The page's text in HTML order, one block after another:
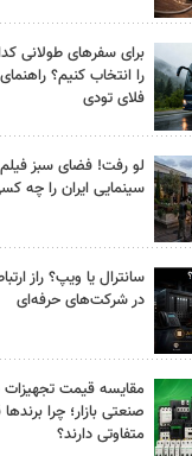
برای سفرهای طولانی
را انتخاب کنیم؟
فلای تودی
لو رفت! فضای سبز
سینمایی ایران را چه
سانترال یا ویپ؟ راز
در شرکت‌های حرفه‌ای
مقایسه قیمت تجهیزات
صنعتی بازار؛ چرا
متفاوتی دارند؟